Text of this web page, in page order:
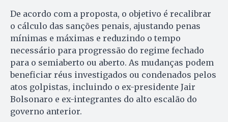
De acordo com a proposta, o objetivo é recalibrar
o cálculo das sanções penais, ajustando penas
mínimas e máximas e reduzindo o tempo
necessário para progressão do regime fechado
para o semiaberto ou aberto. As mudanças podem
beneficiar réus investigados ou condenados pelos
atos golpistas, incluindo o ex-presidente Jair
Bolsonaro e ex-integrantes do alto escalão do
governo anterior.